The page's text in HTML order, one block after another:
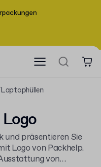
Laptophüllen
und präsentieren Sie
Logo von Packhelp.
von